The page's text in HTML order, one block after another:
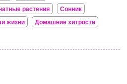
растения
Сонник
жизни
Домашние хитрости